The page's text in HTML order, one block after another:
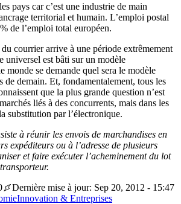
pays car c’est une industrie de main
territorial et humain. L’emploi postal
de l’emploi total européen.
courrier arrive à une période extrêmement
universel est bâti sur un modèle
monde se demande quel sera le modèle
de demain. Et, fondamentalement, tous les
que la plus grande question n’est
liés à des concurrents, mais dans les
substitution par l’électronique.
à réunir les envois de marchandises en
expéditeurs ou à l’adresse de plusieurs
et faire exécuter l’acheminement du lot
Dernière mise à jour: Sep 20, 2012 - 15:47
Innovation & Entreprises